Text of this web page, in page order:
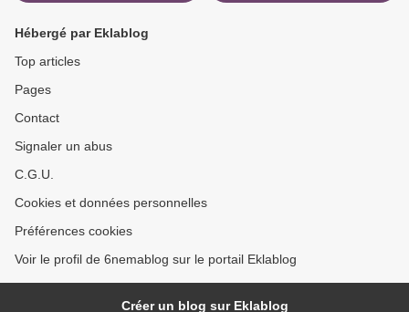
Hébergé par Eklablog
Top articles
Pages
Contact
Signaler un abus
C.G.U.
Cookies et données personnelles
Préférences cookies
Voir le profil de 6nemablog sur le portail Eklablog
Créer un blog sur Eklablog